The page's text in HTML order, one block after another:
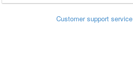
Customer support service